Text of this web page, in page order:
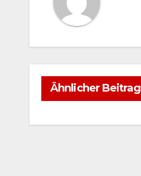
Ähnlicher Beitrag